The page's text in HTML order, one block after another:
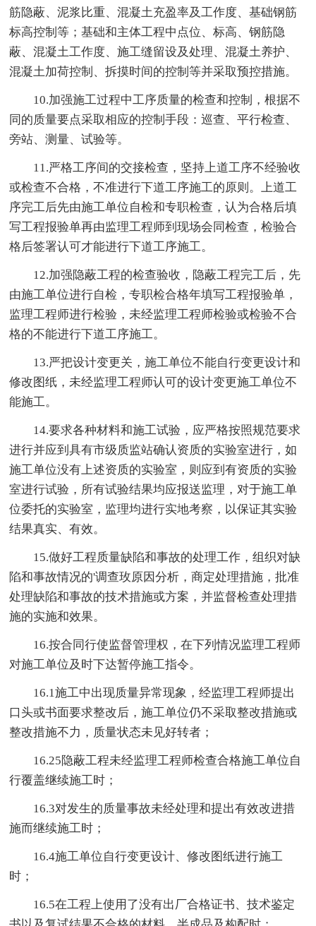
筋隐蔽、泥浆比重、混凝土充盈率及工作度、基础钢筋
标高控制等；基础和主体工程中点位、标高、钢筋隐
蔽、混凝土工作度、施工缝留设及处理、混凝土养护、
混凝土加荷控制、拆摸时间的控制等并采取预控措施。
10.加强施工过程中工序质量的检查和控制，根据不
同的质量要点采取相应的控制手段：巡查、平行检查、
旁站、测量、试验等。
11.严格工序间的交接检查，坚持上道工序不经验收
或检查不合格，不准进行下道工序施工的原则。上道工
序完工后先由施工单位自检和专职检查，认为合格后填
写工程报验单再由监理工程师到现场会同检查，检验合
格后签署认可才能进行下道工序施工。
12.加强隐蔽工程的检查验收，隐蔽工程完工后，先
由施工单位进行自检，专职检合格年填写工程报验单，
监理工程师进行检验，未经监理工程师检验或检验不合
格的不能进行下道工序施工。
13.严把设计变更关，施工单位不能自行变更设计和
修改图纸，未经监理工程师认可的设计变更施工单位不
能施工。
14.要求各种材料和施工试验，应严格按照规范要求
进行并应到具有市级质监站确认资质的实验室进行，如
施工单位没有上述资质的实验室，则应到有资质的实验
室进行试验，所有试验结果均应报送监理，对于施工单
位委托的实验室，监理均进行实地考察，以保证其实验
结果真实、有效。
15.做好工程质量缺陷和事故的处理工作，组织对缺
陷和事故情况的'调查玫原因分析，商定处理措施，批准
处理缺陷和事故的技术措施或方案，并监督检查处理措
施的实施和效果。
16.按合同行使监督管理权，在下列情况监理工程师
对施工单位及时下达暂停施工指令。
16.1施工中出现质量异常现象，经监理工程师提出
口头或书面要求整改后，施工单位仍不采取整改措施或
整改措施不力，质量状态未见好转者；
16.25隐蔽工程未经监理工程师检查合格施工单位自
行覆盖继续施工时；
16.3对发生的质量事故未经处理和提出有效改进措
施而继续施工时；
16.4施工单位自行变更设计、修改图纸进行施工
时；
16.5在工程上使用了没有出厂合格证书、技术鉴定